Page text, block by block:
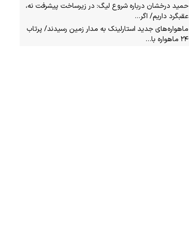
حمید درخشان درباره شروع لیگ: در زیرساخت پیشرفت نه،
عقبگرد داریم/ اگر…
ماهواره‌های جدید استارلینک به مدار زمین رسیدند/ پرتاب
۲۴ ماهواره با…